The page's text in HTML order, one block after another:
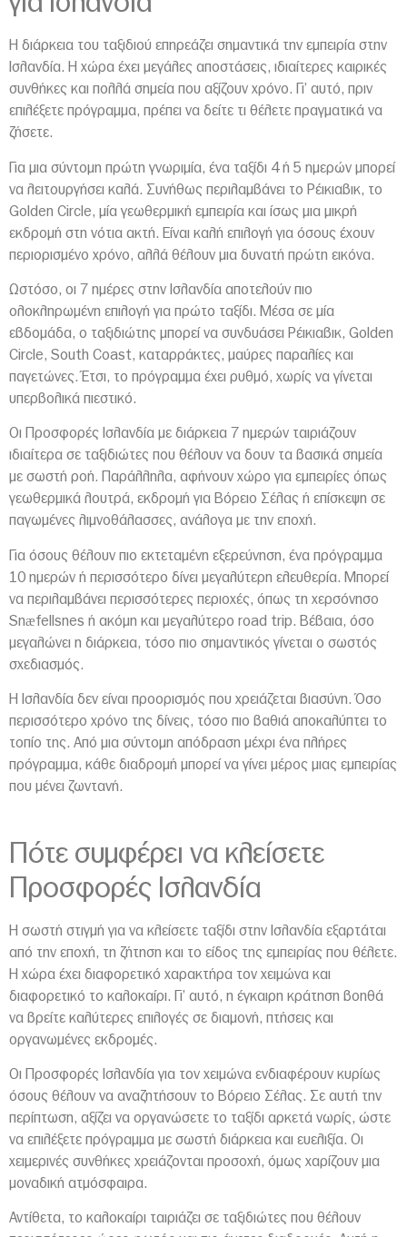
Η διάρκεια του ταξιδιού επηρεάζει σημαντικά την εμπειρία στην
Ισλανδία. Η χώρα έχει μεγάλες αποστάσεις, ιδιαίτερες καιρικές
συνθήκες και πολλά σημεία που αξίζουν χρόνο. Γι’ αυτό, πριν
επιλέξετε πρόγραμμα, πρέπει να δείτε τι θέλετε πραγματικά να
ζήσετε.
Για μια σύντομη πρώτη γνωριμία, ένα ταξίδι 4 ή 5 ημερών μπορεί
να λειτουργήσει καλά. Συνήθως περιλαμβάνει το Ρέικιαβικ, το
Golden Circle, μία γεωθερμική εμπειρία και ίσως μια μικρή
εκδρομή στη νότια ακτή. Είναι καλή επιλογή για όσους έχουν
περιορισμένο χρόνο, αλλά θέλουν μια δυνατή πρώτη εικόνα.
Ωστόσο, οι 7 ημέρες στην Ισλανδία αποτελούν πιο
ολοκληρωμένη επιλογή για πρώτο ταξίδι. Μέσα σε μία
εβδομάδα, ο ταξιδιώτης μπορεί να συνδυάσει Ρέικιαβικ, Golden
Circle, South Coast, καταρράκτες, μαύρες παραλίες και
παγετώνες. Έτσι, το πρόγραμμα έχει ρυθμό, χωρίς να γίνεται
υπερβολικά πιεστικό.
Οι Προσφορές Ισλανδία με διάρκεια 7 ημερών ταιριάζουν
ιδιαίτερα σε ταξιδιώτες που θέλουν να δουν τα βασικά σημεία
με σωστή ροή. Παράλληλα, αφήνουν χώρο για εμπειρίες όπως
γεωθερμικά λουτρά, εκδρομή για Βόρειο Σέλας ή επίσκεψη σε
παγωμένες λιμνοθάλασσες, ανάλογα με την εποχή.
Για όσους θέλουν πιο εκτεταμένη εξερεύνηση, ένα πρόγραμμα
10 ημερών ή περισσότερο δίνει μεγαλύτερη ελευθερία. Μπορεί
να περιλαμβάνει περισσότερες περιοχές, όπως τη χερσόνησο
Snæfellsnes ή ακόμη και μεγαλύτερο road trip. Βέβαια, όσο
μεγαλώνει η διάρκεια, τόσο πιο σημαντικός γίνεται ο σωστός
σχεδιασμός.
Η Ισλανδία δεν είναι προορισμός που χρειάζεται βιασύνη. Όσο
περισσότερο χρόνο της δίνεις, τόσο πιο βαθιά αποκαλύπτει το
τοπίο της. Από μια σύντομη απόδραση μέχρι ένα πλήρες
πρόγραμμα, κάθε διαδρομή μπορεί να γίνει μέρος μιας εμπειρίας
που μένει ζωντανή.
Πότε συμφέρει να κλείσετε
Προσφορές Ισλανδία
Η σωστή στιγμή για να κλείσετε ταξίδι στην Ισλανδία εξαρτάται
από την εποχή, τη ζήτηση και το είδος της εμπειρίας που θέλετε.
Η χώρα έχει διαφορετικό χαρακτήρα τον χειμώνα και
διαφορετικό το καλοκαίρι. Γι’ αυτό, η έγκαιρη κράτηση βοηθά
να βρείτε καλύτερες επιλογές σε διαμονή, πτήσεις και
οργανωμένες εκδρομές.
Οι Προσφορές Ισλανδία για τον χειμώνα ενδιαφέρουν κυρίως
όσους θέλουν να αναζητήσουν το Βόρειο Σέλας. Σε αυτή την
περίπτωση, αξίζει να οργανώσετε το ταξίδι αρκετά νωρίς, ώστε
να επιλέξετε πρόγραμμα με σωστή διάρκεια και ευελιξία. Οι
χειμερινές συνθήκες χρειάζονται προσοχή, όμως χαρίζουν μια
μοναδική ατμόσφαιρα.
Αντίθετα, το καλοκαίρι ταιριάζει σε ταξιδιώτες που θέλουν